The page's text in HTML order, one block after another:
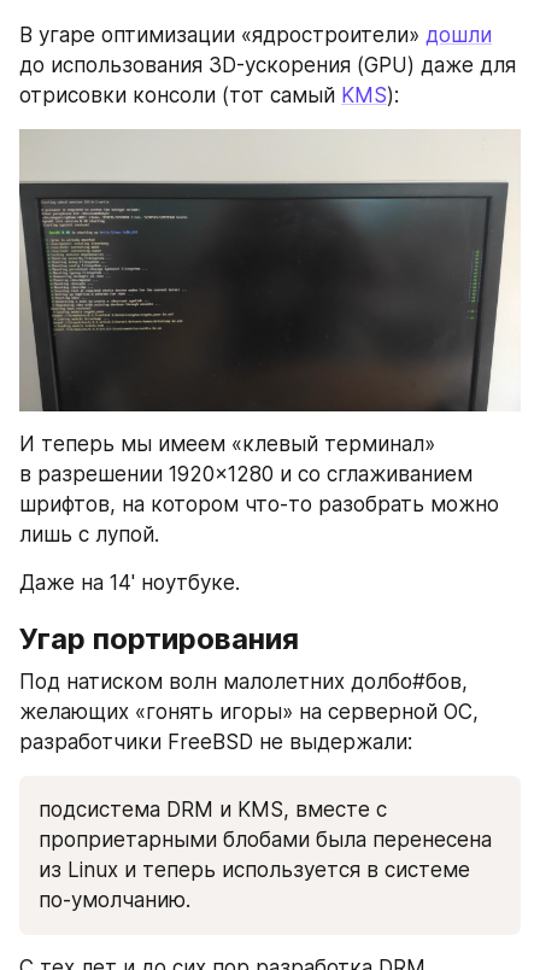
В угаре оптимизации «ядростроители» дошли
до использования 3D-ускорения (GPU) даже для
отрисовки консоли (тот самый KMS):
И теперь мы имеем «клевый терминал»
в разрешении 1920×1280 и со сглаживанием
шрифтов, на котором что-то разобрать можно
лишь с лупой.
Даже на 14' ноутбуке.
Угар портирования
Под натиском волн малолетних долбо#бов,
желающих «гонять игоры» на серверной ОС,
разработчики FreeBSD не выдержали:
подсистема DRM и KMS, вместе с
проприетарными блобами была перенесена
из Linux и теперь используется в системе
по-умолчанию.